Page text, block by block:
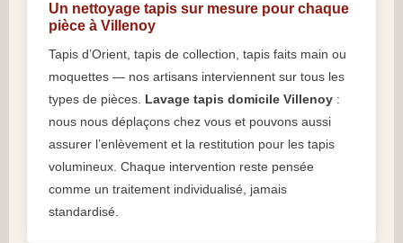
Un nettoyage tapis sur mesure pour chaque
pièce à Villenoy
Tapis d’Orient, tapis de collection, tapis faits main ou
moquettes — nos artisans interviennent sur tous les
types de pièces. Lavage tapis domicile Villenoy :
nous nous déplaçons chez vous et pouvons aussi
assurer l’enlèvement et la restitution pour les tapis
volumineux. Chaque intervention reste pensée
comme un traitement individualisé, jamais
standardisé.